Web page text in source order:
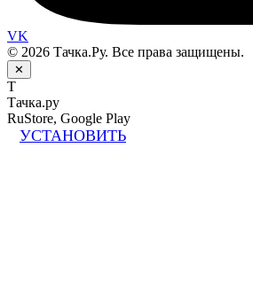
VK
© 2026 Тачка.Ру. Все права защищены.
✕
Т
Тачка.ру
RuStore, Google Play
УСТАНОВИТЬ